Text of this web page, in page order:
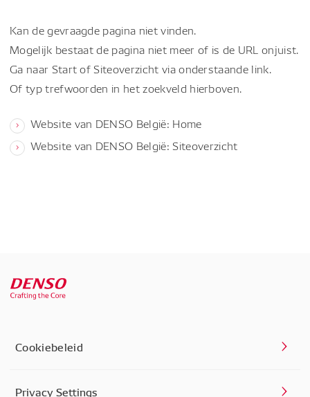
Kan de gevraagde pagina niet vinden.
Mogelijk bestaat de pagina niet meer of is de URL onjuist.
Ga naar Start of Siteoverzicht via onderstaande link.
Of typ trefwoorden in het zoekveld hierboven.
Website van DENSO België: Home
Website van DENSO België: Siteoverzicht
Cookiebeleid
Privacy Settings